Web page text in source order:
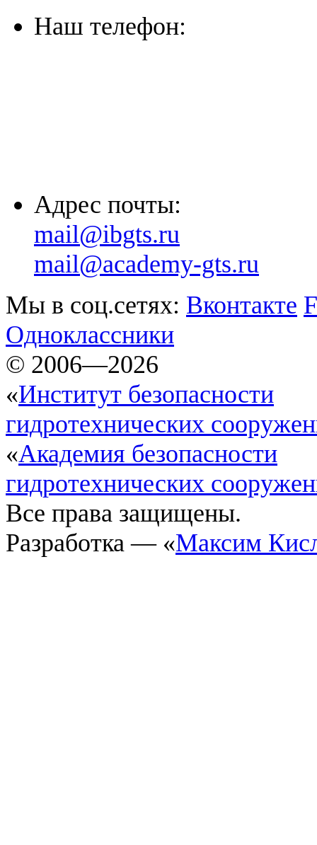
Наш телефон:
Адрес почты:
mail@ibgts.ru
mail@academy-gts.ru
Мы в соц.сетях: Вконтакте
Одноклассники
© 2006—2026
«Институт безопасности
гидротехнических
«Академия безопасности
гидротехнических
Все права защищены.
Разработка — «Максим